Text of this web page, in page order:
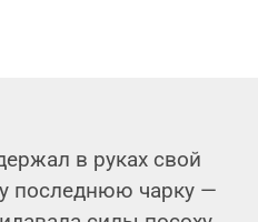
в руках свой
последнюю чарку —